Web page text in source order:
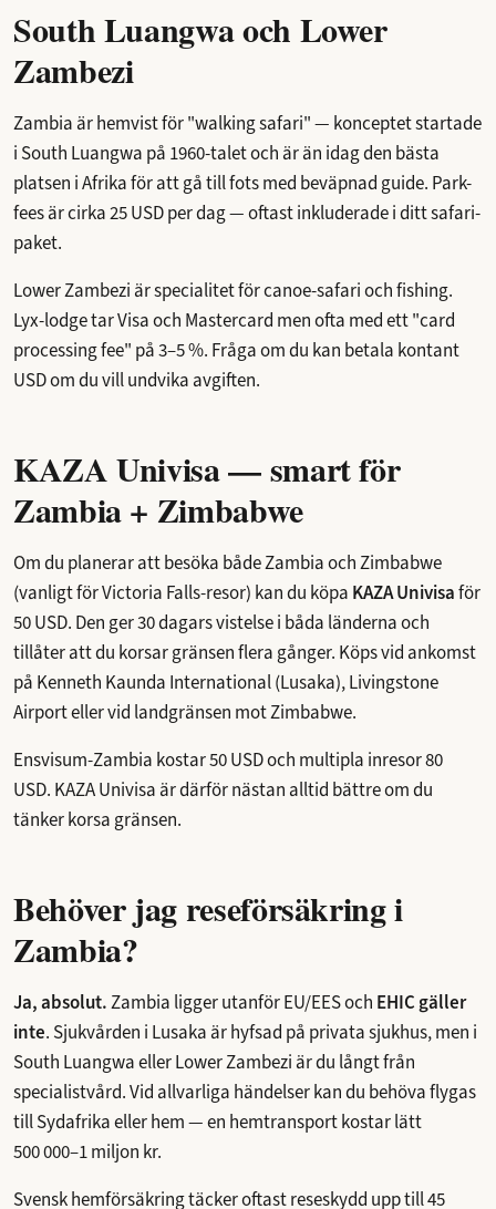
South Luangwa och Lower
Zambezi
Zambia är hemvist för "walking safari" — konceptet startade
i South Luangwa på 1960-talet och är än idag den bästa
platsen i Afrika för att gå till fots med beväpnad guide. Park-
fees är cirka 25 USD per dag — oftast inkluderade i ditt safari-
paket.
Lower Zambezi är specialitet för canoe-safari och fishing.
Lyx-lodge tar Visa och Mastercard men ofta med ett "card
processing fee" på 3–5 %. Fråga om du kan betala kontant
USD om du vill undvika avgiften.
KAZA Univisa — smart för
Zambia + Zimbabwe
Om du planerar att besöka både Zambia och Zimbabwe
(vanligt för Victoria Falls-resor) kan du köpa KAZA Univisaför
50 USD. Den ger 30 dagars vistelse i båda länderna och
tillåter att du korsar gränsen flera gånger. Köps vid ankomst
på Kenneth Kaunda International (Lusaka), Livingstone
Airport eller vid landgränsen mot Zimbabwe.
Ensvisum-Zambia kostar 50 USD och multipla inresor 80
USD. KAZA Univisa är därför nästan alltid bättre om du
tänker korsa gränsen.
Behöver jag reseförsäkring i
Zambia?
Ja, absolut.Zambia ligger utanför EU/EES och EHIC gäller
inte. Sjukvården i Lusaka är hyfsad på privata sjukhus, men i
South Luangwa eller Lower Zambezi är du långt från
specialistvård. Vid allvarliga händelser kan du behöva flygas
till Sydafrika eller hem — en hemtransport kostar lätt
500 000–1 miljon kr.
Svensk hemförsäkring täcker oftast reseskydd upp till 45